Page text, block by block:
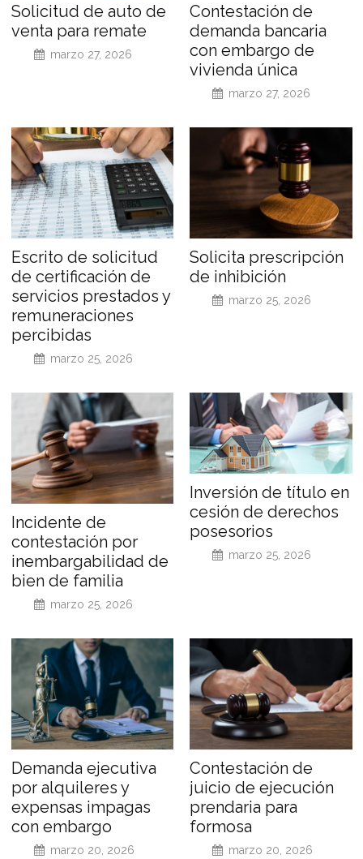
Solicitud de auto de
venta para remate
marzo 27, 2026
Contestación de
demanda bancaria
con embargo de
vivienda única
marzo 27, 2026
Escrito de solicitud
de certificación de
servicios prestados y
remuneraciones
percibidas
marzo 25, 2026
Solicita prescripción
de inhibición
marzo 25, 2026
Incidente de
contestación por
inembargabilidad de
bien de familia
marzo 25, 2026
Inversión de título en
cesión de derechos
posesorios
marzo 25, 2026
Demanda ejecutiva
por alquileres y
expensas impagas
con embargo
marzo 20, 2026
Contestación de
juicio de ejecución
prendaria para
formosa
marzo 20, 2026